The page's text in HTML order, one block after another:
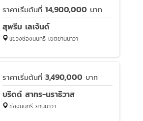
ราคาเริ่มต้นที่ 14,900,000 บาท
สุพรีม เลเจ้นด์
แขวงช่องนนทรี เขตยานนาวา
ราคาเริ่มต้นที่ 3,490,000 บาท
บริดด์ สาทร-นราธิวาส
ช่องนนทรี ยานนาวา